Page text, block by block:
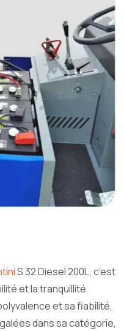
S 32 Diesel 200L, c’est
et la tranquillité
et sa fiabilité,
dans sa catégorie,